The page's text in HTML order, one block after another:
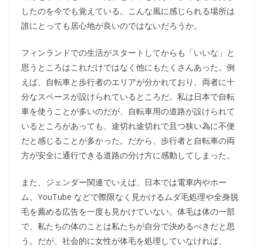
したのを今でも覚えている。こんな風に感じられる場所は
誰にとっても居心地が良いのではないだろうか。
フィンランドでの生活がスタートしてからも「いいな」と
思うところはこれだけではなく他にもたくさんあった。例
えば、自転車と歩行者のエリアが分かれており、両者に十
分なスペースが設けられているところだ。私は日本で自転
車を使うことが多いのだが、自転車用の道路が設けられて
いるところがあっても、途切れ途切れで且つ狭い為に不便
だと感じることが多かった。だから、歩行者と自転車の両
方が安全に通行できる道路の分け方に感動してしまった。
また、ジェンダー関連でいえば、日本では電車内やホー
ム、YouTube などで際限なく見かけるムダ毛処理や全身脱
毛を薦める広告を一度も見かけていない。体毛は体の一部
で、私たちの体のことは私たちが自分で決めるべきだと思
う。だが、社会的に女性が体毛を処理していなければ、